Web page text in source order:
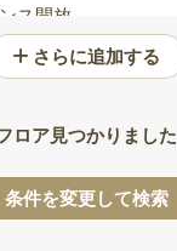
ス開放
イレさらに追加する
ロア見つかりました
条件を変更して検索